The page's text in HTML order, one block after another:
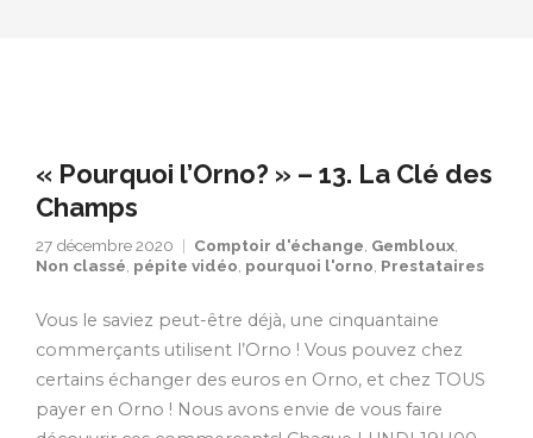
« Pourquoi l’Orno? » – 13. La Clé des
Champs
27 décembre 2020 Comptoir d'échange Gembloux
Non classé pépite vidéo pourquoi l'orno Prestataires
Vous le saviez peut-être déjà, une cinquantaine
commerçants utilisent l’Orno ! Vous pouvez chez
certains échanger des euros en Orno, et chez TOUS
payer en Orno ! Nous avons envie de vous faire